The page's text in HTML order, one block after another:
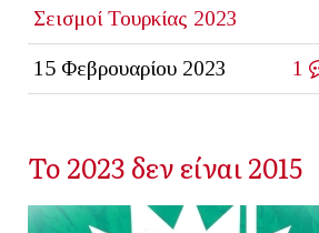
Σεισμοί Τουρκίας 2023
15 Φεβρουαρίου 2023 1
Το 2023 δεν είναι 2015